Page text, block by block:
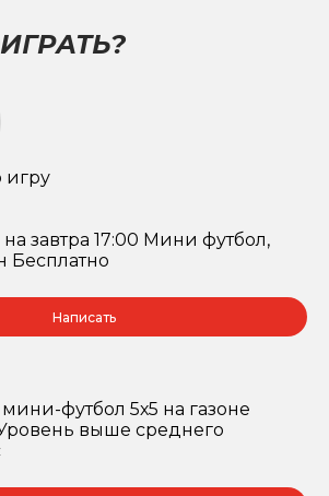
игру
завтра 17:00 Мини футбол,
Бесплатно
Написать
футбол 5х5 на газоне
выше среднего